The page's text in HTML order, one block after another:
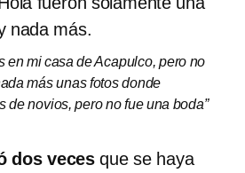
nada más.
en mi casa de Acapulco, pero no
más unas fotos donde
de novios, pero no fue una boda”
dos vecesque se haya